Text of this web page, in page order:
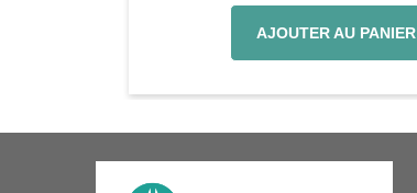
AJOUTER AU PANIER